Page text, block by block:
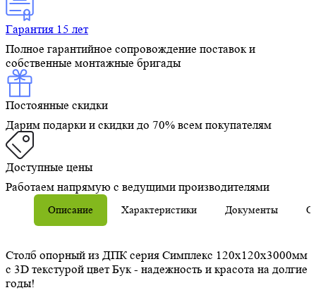
Гарантия 15 лет
Полное гарантийное сопровождение поставок и
собственные монтажные бригады
Постоянные скидки
Дарим подарки и скидки до 70% всем покупателям
Доступные цены
Работаем напрямую с ведущими производителями
Описание Характеристики Документы
Столб опорный из ДПК серия Симплекс 120х120х3000мм
с 3D текстурой цвет Бук - надежность и красота на долгие
годы!